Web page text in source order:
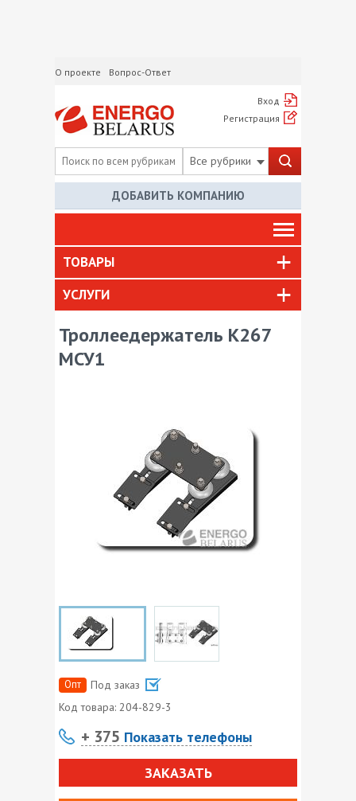
О проекте Вопрос-Ответ
Вход
Регистрация
Все рубрики
ДОБАВИТЬ КОМПАНИЮ
ТОВАРЫ
УСЛУГИ
Троллеедержатель К267
МСУ1
Опт
Под заказ
Код товара: 204-829-3
+ 375 Показать телефоны
ЗАКАЗАТЬ